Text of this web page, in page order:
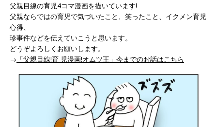
父親目線の育児4コマ漫画を描いています!
父親ならではの育児で気づいたこと、笑ったこと、イクメン育児
心得、
珍事件などを伝えていこうと思います。
どうぞよろしくお願いします。
→ 「父親目線!育 児漫画!オムツ王」今までのお話はこちら